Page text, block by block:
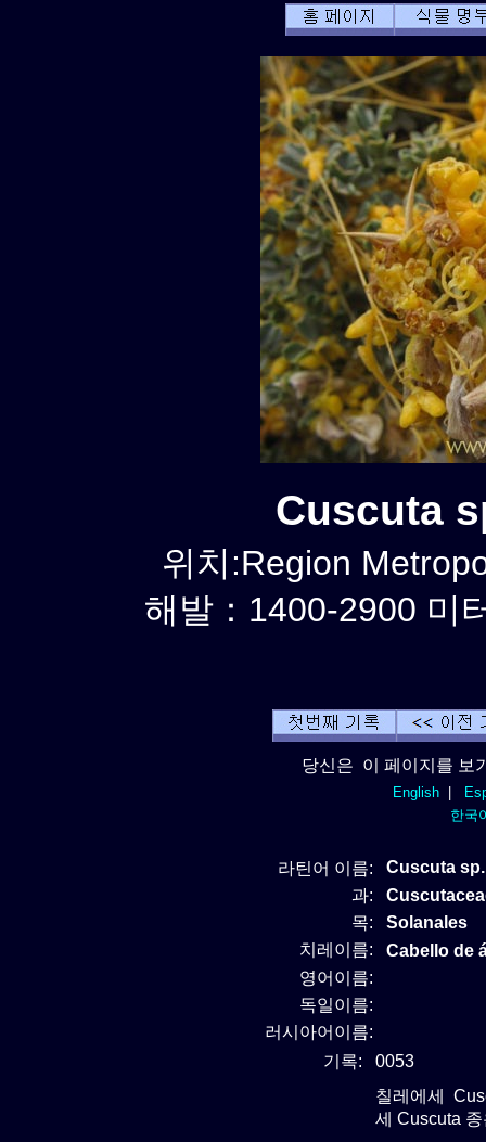
Cuscuta
위치:Region
해발：1400-2900 미
당신은 이 페이지를 보
English|
한국
라틴어 이름:
Cuscuta
과:
목:
Solanales
치레이름:
Cabello de
영어이름:
독일이름:
러시아어이름:
기록:
0053
칠레에세
세 Cuscuta